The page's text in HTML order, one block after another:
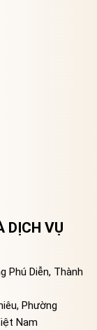
DỊCH VỤ
Phú Diễn, Thành
Phường
Nam